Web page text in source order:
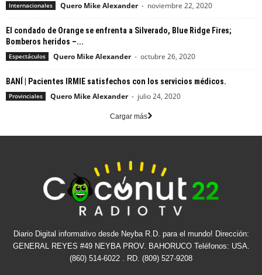
Internacionales Quero Mike Alexander - noviembre 22, 2020
El condado de Orange se enfrenta a Silverado, Blue Ridge Fires;
Bomberos heridos –...
Espectáculos Quero Mike Alexander - octubre 26, 2020
BANÍ | Pacientes IRMIE satisfechos con los servicios médicos.
Provinciales Quero Mike Alexander - julio 24, 2020
Cargar más
Diario Digital informativo desde Neyba R.D. para el mundo! Dirección:
GENERAL REYES #49 NEYBA PROV. BAHORUCO Teléfonos: USA.
(860) 514-6022 . RD. (809) 527-9208